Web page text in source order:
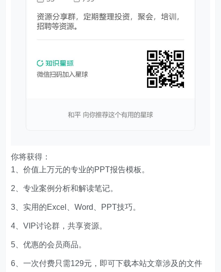
你将获得：
1、价值上万元的专业的PPT报告模板。
2、专业案例分析和解读笔记。
3、实用的Excel、Word、PPT技巧。
4、VIP讨论群，共享资源。
5、优惠的会员商品。
6、一次付费只需129元，即可下载本站文章涉及的文件